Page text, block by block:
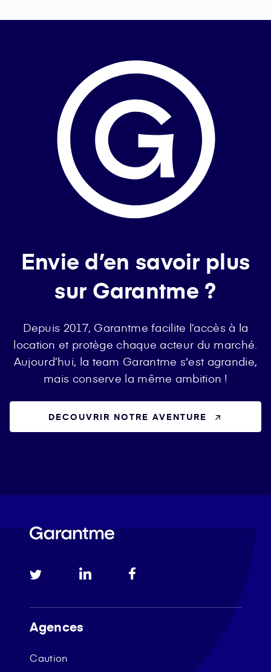
Envie d’en savoir plus
sur Garantme ?
Depuis 2017, Garantme facilite l’accès à la
location et protège chaque acteur du marché.
Aujourd’hui, la team Garantme s'est agrandie,
mais conserve la même ambition !
DECOUVRIR NOTRE AVENTURE
Agences
Caution